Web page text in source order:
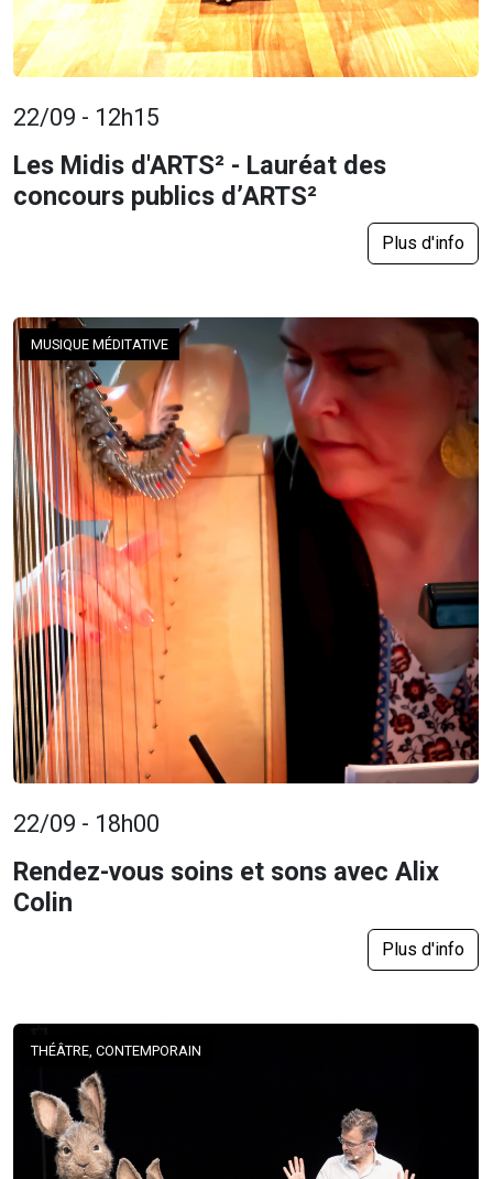
22/09 - 12h15
Les Midis d'ARTS² - Lauréat des
concours publics d’ARTS²
Plus d'info
MUSIQUE MÉDITATIVE
22/09 - 18h00
Rendez-vous soins et sons avec Alix
Colin
Plus d'info
THÉÂTRE, CONTEMPORAIN